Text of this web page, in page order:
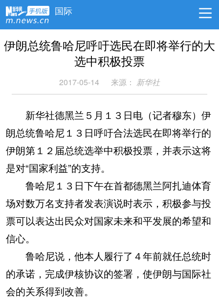
国际
伊朗总统鲁哈尼呼吁选民在即将举行的大
选中积极投票
2017-05-14 来源： 新华社
新华社德黑兰５月１３日电（记者穆东）伊
朗总统鲁哈尼１３日呼吁合法选民在即将举行的
伊朗第１２届总统选举中积极投票，并表示这将
是对“国家利益”的支持。
鲁哈尼１３日下午在首都德黑兰阿扎迪体育
场对数万名支持者发表演说时表示，积极参与投
票可以表达出民众对国家未来和平发展的希望和
信心。
鲁哈尼说，他本人履行了４年前就任总统时
的承诺，完成伊核协议的签署，使伊朗与国际社
会的关系得到改善。